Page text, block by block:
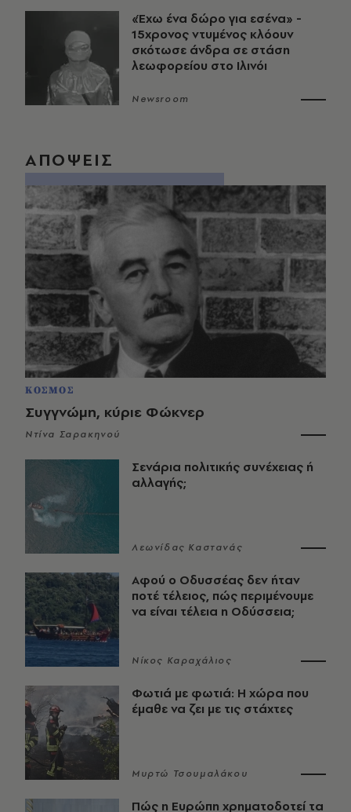
«Έχω ένα δώρο για εσένα» -
15χρονος ντυμένος κλόουν
σκότωσε άνδρα σε στάση
λεωφορείου στο Ιλινόι
Newsroom
ΑΠΟΨΕΙΣ
ΚΟΣΜΟΣ
Συγγνώμη, κύριε Φώκνερ
Ντίνα Σαρακηνού
Σενάρια πολιτικής συνέχειας ή
αλλαγής;
Λεωνίδας Καστανάς
Αφού ο Οδυσσέας δεν ήταν
ποτέ τέλειος, πώς περιμένουμε
να είναι τέλεια η Οδύσσεια;
Νίκος Καραχάλιος
Φωτιά με φωτιά: Η χώρα που
έμαθε να ζει με τις στάχτες
Μυρτώ Τσουμαλάκου
Πώς η Ευρώπη χρηματοδοτεί τα